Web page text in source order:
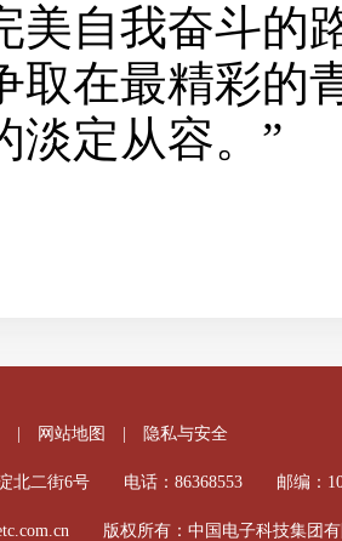
美自我奋斗的
取在最精彩的
淡定从容。”
网站地图 隐私与安全
淀北二街6号 电话：86368553 邮编：
版权所有：中国电子科技集团